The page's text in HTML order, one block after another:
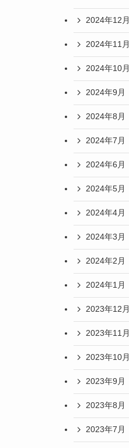
2024年12月
2024年11月
2024年10月
2024年9月
2024年8月
2024年7月
2024年6月
2024年5月
2024年4月
2024年3月
2024年2月
2024年1月
2023年12月
2023年11月
2023年10月
2023年9月
2023年8月
2023年7月